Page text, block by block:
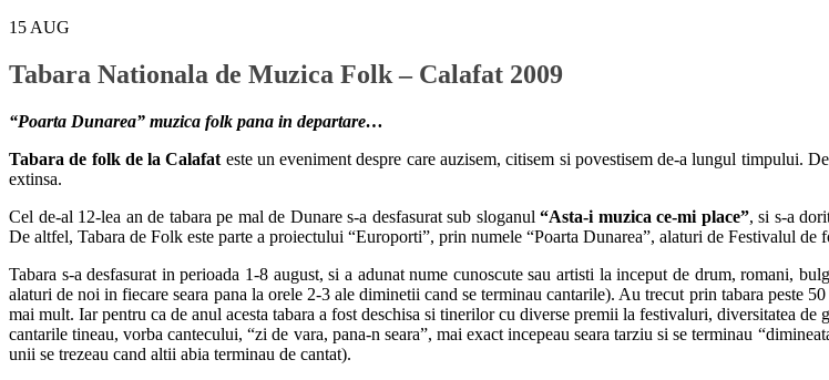
15 AUG
Tabara Nationala de Muzica Folk – Calafat 2009
“Poarta Dunarea” muzica folk pana in departare…
Tabara de folk de la Calafat este un eveniment despre care auzisem, citisem si povestisem de-a lungul timpului.
extinsa.
Cel de-al 12-lea an de tabara pe mal de Dunare s-a desfasurat sub sloganul “Asta-i muzica ce-mi place”, si s-a
De altfel, Tabara de Folk este parte a proiectului “Europorti”, prin numele “Poarta Dunarea”, alaturi de Festivalul de
Tabara s-a desfasurat in perioada 1-8 august, si a adunat nume cunoscute sau artisti la inceput de drum, romani,
alaturi de noi in fiecare seara pana la orele 2-3 ale diminetii cand se terminau cantarile). Au trecut prin tabara peste
mai mult. Iar pentru ca de anul acesta tabara a fost deschisa si tinerilor cu diverse premii la festivaluri, diversitatea
cantarile tineau, vorba cantecului, “zi de vara, pana-n seara”, mai exact incepeau seara tarziu si se terminau
unii se trezeau cand altii abia terminau de cantat).